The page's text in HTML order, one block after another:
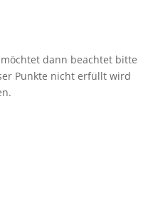
dann beachtet bitte
Punkte nicht erfüllt wird